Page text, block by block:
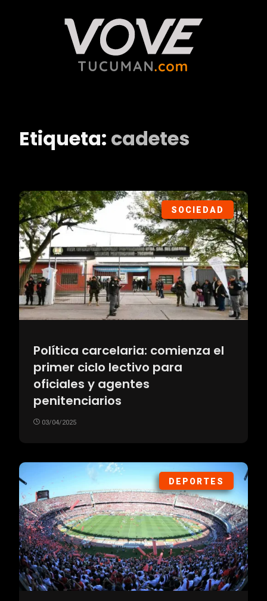
Etiqueta: cadetes
SOCIEDAD
Política carcelaria: comienza el
primer ciclo lectivo para
oficiales y agentes
penitenciarios
03/04/2025
DEPORTES